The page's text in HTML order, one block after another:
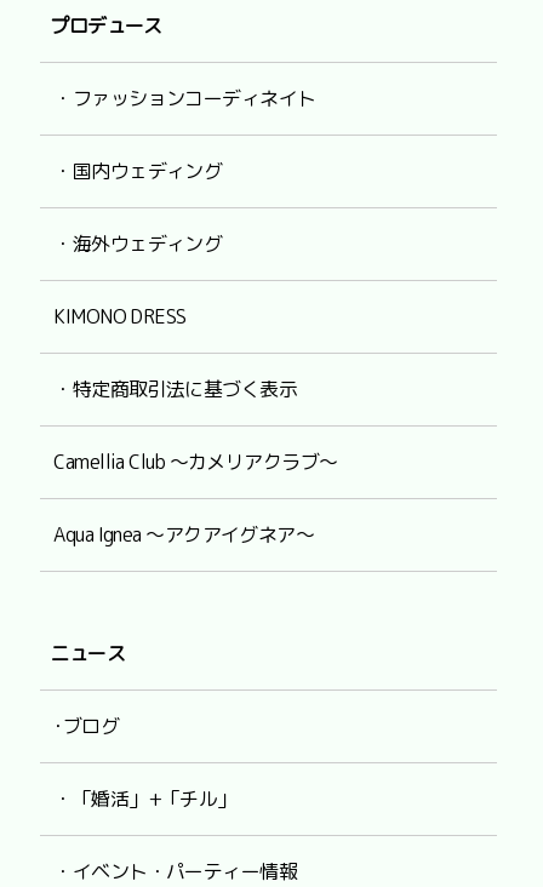
プロデュース
・ファッションコーディネイト
・国内ウェディング
・海外ウェディング
KIMONO DRESS
・特定商取引法に基づく表示
Camellia Club ～カメリアクラブ～
Aqua Ignea ～アクアイグネア～
ニュース
･ブログ
・「婚活」+「チル」
・イベント・パーティー情報